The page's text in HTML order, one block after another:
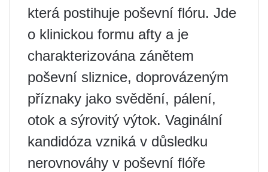
která postihuje poševní flóru. Jde
o klinickou formu afty a je
charakterizována zánětem
poševní sliznice, doprovázeným
příznaky jako svědění, pálení,
otok a sýrovitý výtok. Vaginální
kandidóza vzniká v důsledku
nerovnováhy v poševní flóře